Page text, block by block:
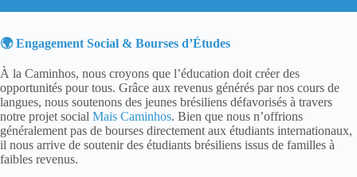
🌍 Engagement Social & Bourses d’Études
À la Caminhos, nous croyons que l’éducation doit créer des
opportunités pour tous. Grâce aux revenus générés par nos cours de
langues, nous soutenons des jeunes brésiliens défavorisés à travers
notre projet social Mais Caminhos. Bien que nous n’offrions
généralement pas de bourses directement aux étudiants internationaux,
il nous arrive de soutenir des étudiants brésiliens issus de familles à
faibles revenus.